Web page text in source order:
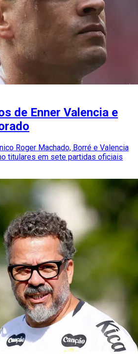
de Enner Valencia e
Roger Machado, Borré e Valencia
titulares em sete partidas oficiais